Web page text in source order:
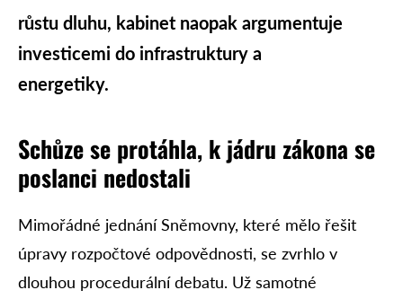
růstu dluhu, kabinet naopak argumentuje
investicemi do infrastruktury a
energetiky.
Schůze se protáhla, k jádru zákona se
poslanci nedostali
Mimořádné jednání Sněmovny, které mělo řešit
úpravy rozpočtové odpovědnosti, se zvrhlo v
dlouhou procedurální debatu. Už samotné